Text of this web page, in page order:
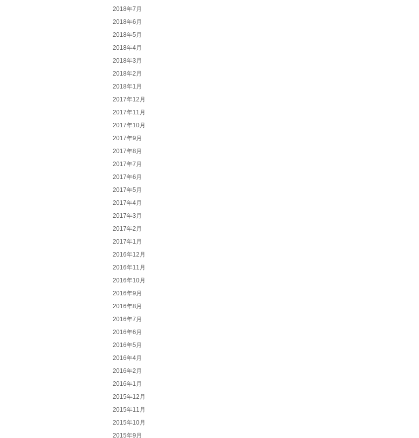
2018年7月
2018年6月
2018年5月
2018年4月
2018年3月
2018年2月
2018年1月
2017年12月
2017年11月
2017年10月
2017年9月
2017年8月
2017年7月
2017年6月
2017年5月
2017年4月
2017年3月
2017年2月
2017年1月
2016年12月
2016年11月
2016年10月
2016年9月
2016年8月
2016年7月
2016年6月
2016年5月
2016年4月
2016年2月
2016年1月
2015年12月
2015年11月
2015年10月
2015年9月